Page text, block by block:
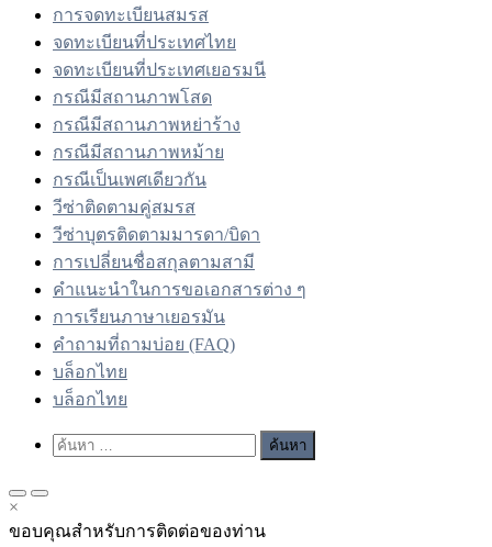
การจดทะเบียนสมรส
จดทะเบียนที่ประเทศไทย
จดทะเบียนที่ประเทศเยอรมนี
กรณีมีสถานภาพโสด
กรณีมีสถานภาพหย่าร้าง
กรณีมีสถานภาพหม้าย
กรณีเป็นเพศเดียวกัน
วีซ่าติดตามคู่สมรส
วีซ่าบุตรติดตามมารดา/บิดา
การเปลี่ยนชื่อสกุลตามสามี
คำแนะนำในการขอเอกสารต่าง ๆ
การเรียนภาษาเยอรมัน
คำถามที่ถามบ่อย (FAQ)
บล็อกไทย
บล็อกไทย
Show
Search
ค้นหา
Primary
for
Primary
for
×
ขอบคุณสำหรับการติดต่อของท่าน